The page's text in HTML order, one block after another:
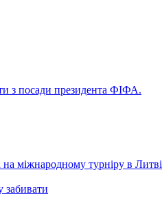
з посади президента ФІФА.
на міжнародному турніру в Литві
забивати